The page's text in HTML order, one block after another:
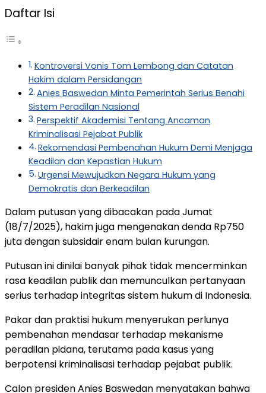
Daftar Isi
Kontroversi Vonis Tom Lembong dan Catatan
Hakim dalam Persidangan
Anies Baswedan Minta Pemerintah Serius Benahi
Sistem Peradilan Nasional
Perspektif Akademisi Tentang Ancaman
Kriminalisasi Pejabat Publik
Rekomendasi Pembenahan Hukum Demi Menjaga
Keadilan dan Kepastian Hukum
Urgensi Mewujudkan Negara Hukum yang
Demokratis dan Berkeadilan
Dalam putusan yang dibacakan pada Jumat
(18/7/2025), hakim juga mengenakan denda Rp750
juta dengan subsidair enam bulan kurungan.
Putusan ini dinilai banyak pihak tidak mencerminkan
rasa keadilan publik dan memunculkan pertanyaan
serius terhadap integritas sistem hukum di Indonesia.
Pakar dan praktisi hukum menyerukan perlunya
pembenahan mendasar terhadap mekanisme
peradilan pidana, terutama pada kasus yang
berpotensi kriminalisasi terhadap pejabat publik.
Calon presiden Anies Baswedan menyatakan bahwa